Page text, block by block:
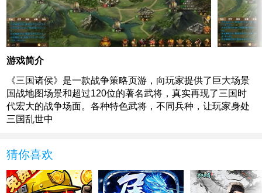
游戏简介
《三国诸侯》是一款战争策略页游，向玩家提供了巨大场景
国战地图场景和超过120位的著名武将，真实再现了三国时
代宏大的战争场面。各种特色武将，不同兵种，让玩家身处
三国乱世中
猜你喜欢